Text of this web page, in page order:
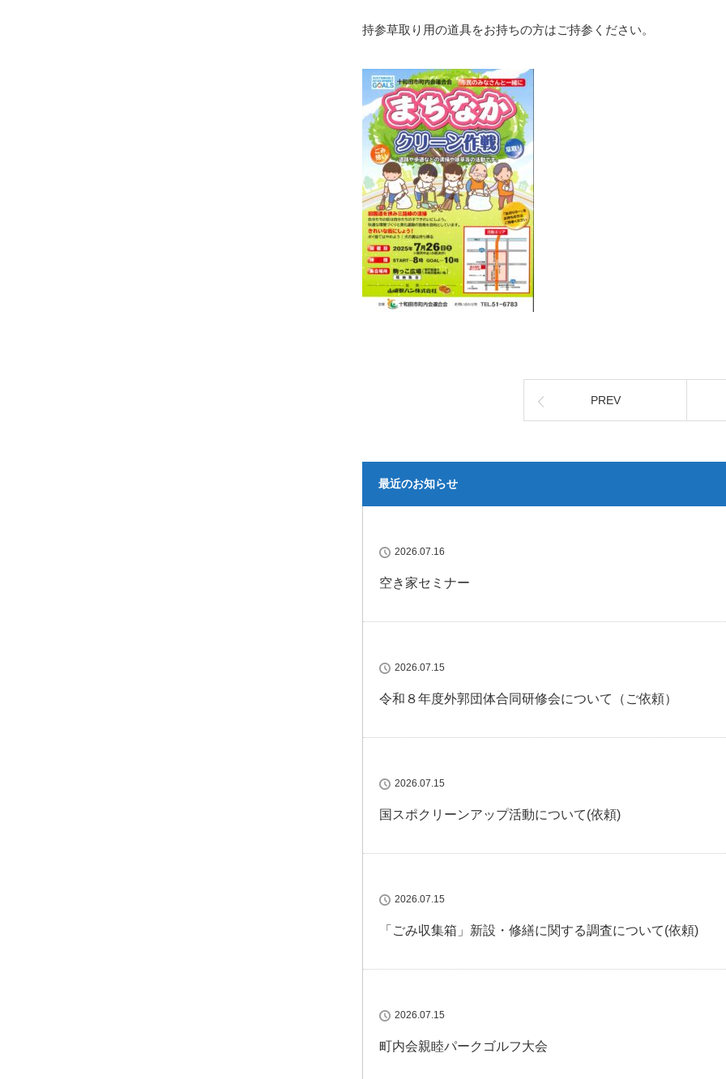
持参草取り用の道具をお持ちの方はご持参ください。
PREV
最近のお知らせ
2026.07.16
空き家セミナー
2026.07.15
令和８年度外郭団体合同研修会について（ご依頼）
2026.07.15
国スポクリーンアップ活動について(依頼)
2026.07.15
「ごみ収集箱」新設・修繕に関する調査について(依頼)
2026.07.15
町内会親睦パークゴルフ大会